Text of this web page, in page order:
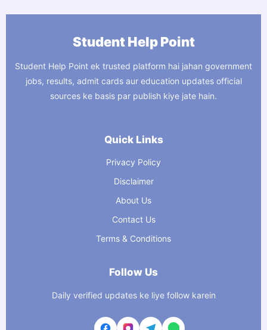
Student Help Point
Student Help Point ek trusted platform hai jahan government
jobs, results, admit cards aur education updates official
sources ke basis par publish kiye jate hain.
Quick Links
Privacy Policy
Disclaimer
About Us
Contact Us
Terms & Conditions
Follow Us
Daily verified updates ke liye follow karein